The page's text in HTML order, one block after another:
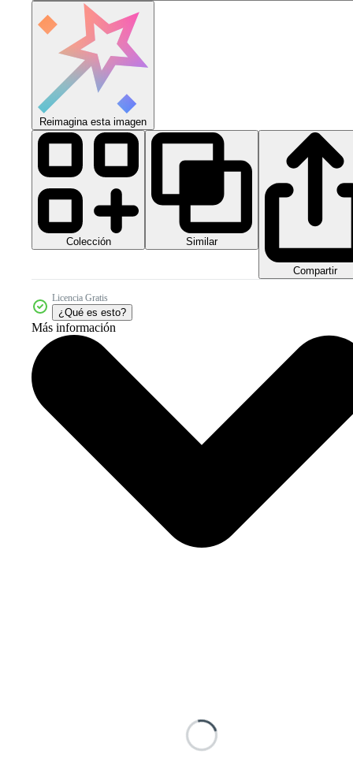
Reimagina esta imagen
Colección Similar
Compartir
Licencia Gratis
¿Qué es esto?
Más información